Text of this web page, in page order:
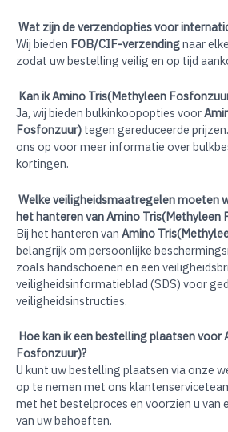
Wat zijn de verzendopties voor
Wij bieden FOB/CIF-verzendingnaar
zodat uw bestelling veilig en op tijd
Kan ik Amino Tris(Methyleen
Ja, wij bieden bulkinkoopopties voor
Fosfonzuur) tegen gereduceerde
ons op voor meer informatie over
kortingen.
Welke veiligheidsmaatregelen moeten
het hanteren van Amino Tris(Methyleen
Bij het hanteren van Amino
belangrijk om persoonlijke
zoals handschoenen en een
veiligheidsinformatieblad (SDS) voor
veiligheidsinstructies.
Hoe kan ik een bestelling plaatsen voor
Fosfonzuur)?
U kunt uw bestelling plaatsen via onze
op te nemen met ons
met het bestelproces en voorzien u van
van uw behoeften.